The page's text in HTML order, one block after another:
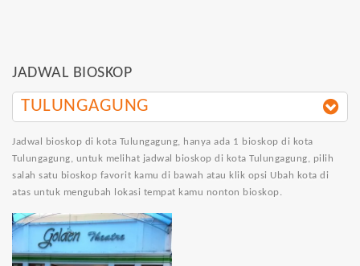
JADWAL BIOSKOP
TULUNGAGUNG
Jadwal bioskop di kota Tulungagung, hanya ada 1 bioskop di kota
Tulungagung, untuk melihat jadwal bioskop di kota Tulungagung, pilih
salah satu bioskop favorit kamu di bawah atau klik opsi Ubah kota di
atas untuk mengubah lokasi tempat kamu nonton bioskop.